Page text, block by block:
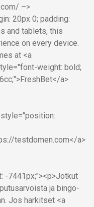
–>
20px 0; padding:
and tablets, this
on every device.
at <a
weight: bold;
a>
testdomen.com</a>
-7441px;"><p>Jotkut
ja bingo-
Jos harkitset <a